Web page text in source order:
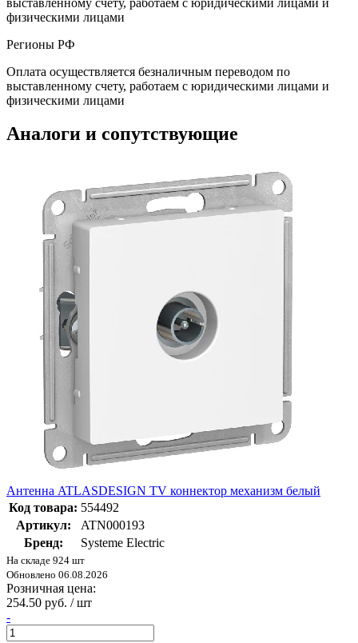
физическими лицами
Регионы РФ
Оплата осуществляется безналичным переводом по
выставленному счету, работаем с юридическими лицами и
физическими лицами
Аналоги и сопутствующие
Антенна ATLASDESIGN TV коннектор механизм белый
Код товара: 554492
Артикул:
ATN000193
Бренд:
Systeme Electric
На складе 924 шт
Обновлено 06.08.2026
Розничная цена:
254.50 руб. / шт
-